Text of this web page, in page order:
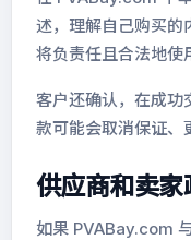
述，理解自己购买的
将负责任且合法地使
客户还确认，在成功
款可能会取消保证、
供应商和卖家
如果 PVABay.com